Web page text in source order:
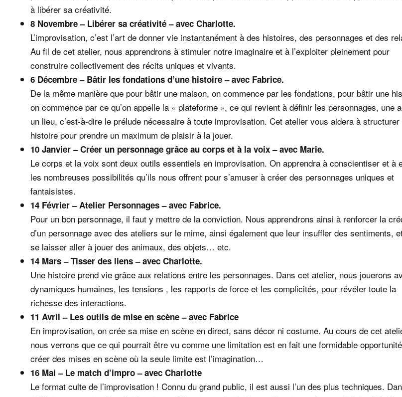
à libérer sa créativité.
8 Novembre – Libérer sa créativité – avec Charlotte.
L’improvisation, c’est l’art de donner vie instantanément à des histoires, des personnages et des
Au fil de cet atelier, nous apprendrons à stimuler notre imaginaire et à l’exploiter pleinement pour
construire collectivement des récits uniques et vivants.
6 Décembre – Bâtir les fondations d’une histoire – avec Fabrice.
De la même manière que pour bâtir une maison, on commence par les fondations, pour bâtir une
on commence par ce qu’on appelle la « plateforme », ce qui revient à définir les personnages, une
un lieu, c’est-à-dire le prélude nécessaire à toute improvisation. Cet atelier vous aidera à structurer
histoire pour prendre un maximum de plaisir à la jouer.
10 Janvier – Créer un personnage grâce au corps et à la voix – avec Marie.
Le corps et la voix sont deux outils essentiels en improvisation. On apprendra à conscientiser et à
les nombreuses possibilités qu’ils nous offrent pour s’amuser à créer des personnages uniques et
fantaisistes.
14 Février – Atelier Personnages – avec Fabrice.
Pour un bon personnage, il faut y mettre de la conviction. Nous apprendrons ainsi à renforcer la
d’un personnage avec des ateliers sur le mime, ainsi également que leur insuffler des sentiments,
se laisser aller à jouer des animaux, des objets… etc.
14 Mars – Tisser des liens – avec Charlotte.
Une histoire prend vie grâce aux relations entre les personnages. Dans cet atelier, nous jouerons
dynamiques humaines, les tensions , les rapports de force et les complicités, pour révéler toute la
richesse des interactions.
11 Avril – Les outils de mise en scène – avec Fabrice
En improvisation, on crée sa mise en scène en direct, sans décor ni costume. Au cours de cet
nous verrons que ce qui pourrait être vu comme une limitation est en fait une formidable
créer des mises en scène où la seule limite est l’imagination…
16 Mai – Le match d’impro – avec Charlotte
Le format culte de l’improvisation ! Connu du grand public, il est aussi l’un des plus techniques.